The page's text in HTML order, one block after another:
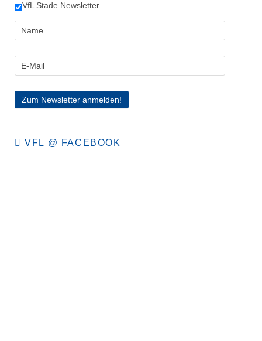
VfL Stade Newsletter
VFL @ FACEBOOK